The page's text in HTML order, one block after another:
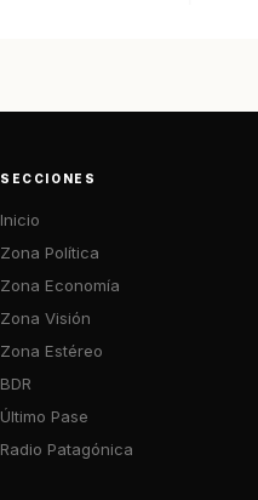
SECCIONES
Inicio
Zona Política
Zona Economía
Zona Visión
Zona Estéreo
BDR
Último Pase
Radio Patagónica